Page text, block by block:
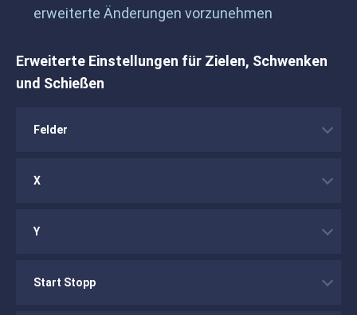
erweiterte Änderungen vorzunehmen
Erweiterte Einstellungen für Zielen, Schwenken
und Schießen
Felder
X
Y
Start Stopp